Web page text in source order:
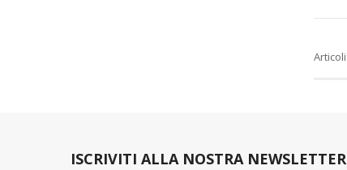
Articoli
ISCRIVITI ALLA NOSTRA NEWSLETTER